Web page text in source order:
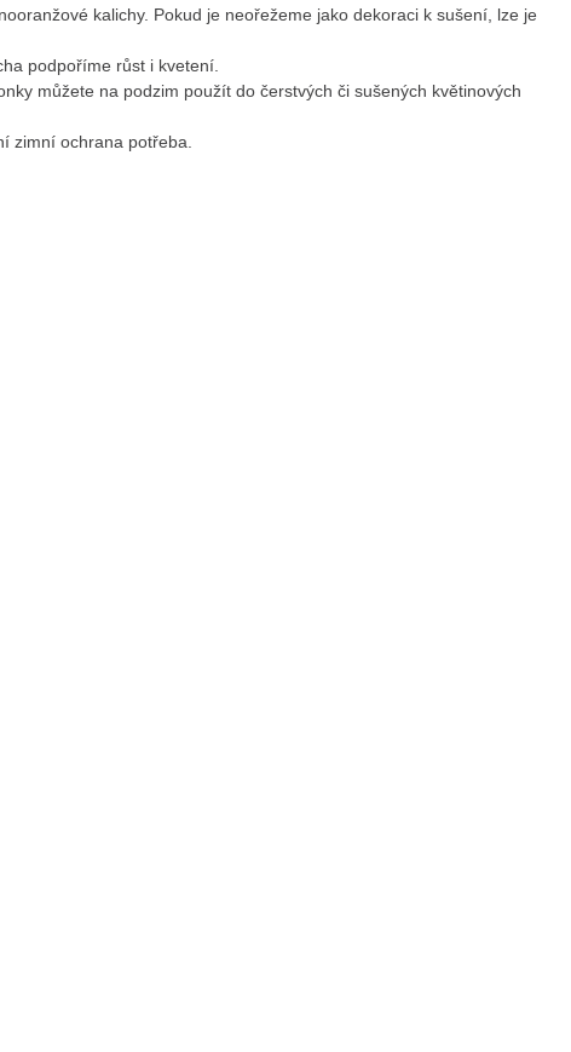
kalichy. Pokud je neořežeme jako dekoraci k sušení, lze je
podpoříme růst i kvetení.
můžete na podzim použít do čerstvých či sušených květinových
zimní ochrana potřeba.